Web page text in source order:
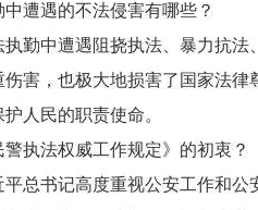
遭遇的不法侵害有哪些？
勤中遭遇阻挠执法、暴力抗
害，也极大地损害了国家法
人民的职责使命。
警执法权威工作规定》的初衷？
总书记高度重视公安工作和